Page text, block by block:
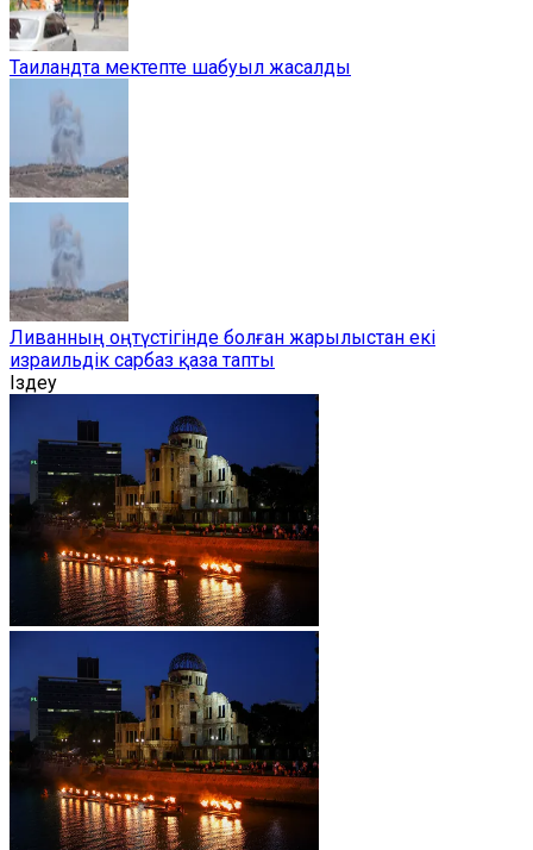
Таиландта мектепте шабуыл жасалды
Ливанның оңтүстігінде болған жарылыстан екі
израильдік сарбаз қаза тапты
Іздеу